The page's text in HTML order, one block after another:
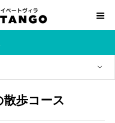
歩コース